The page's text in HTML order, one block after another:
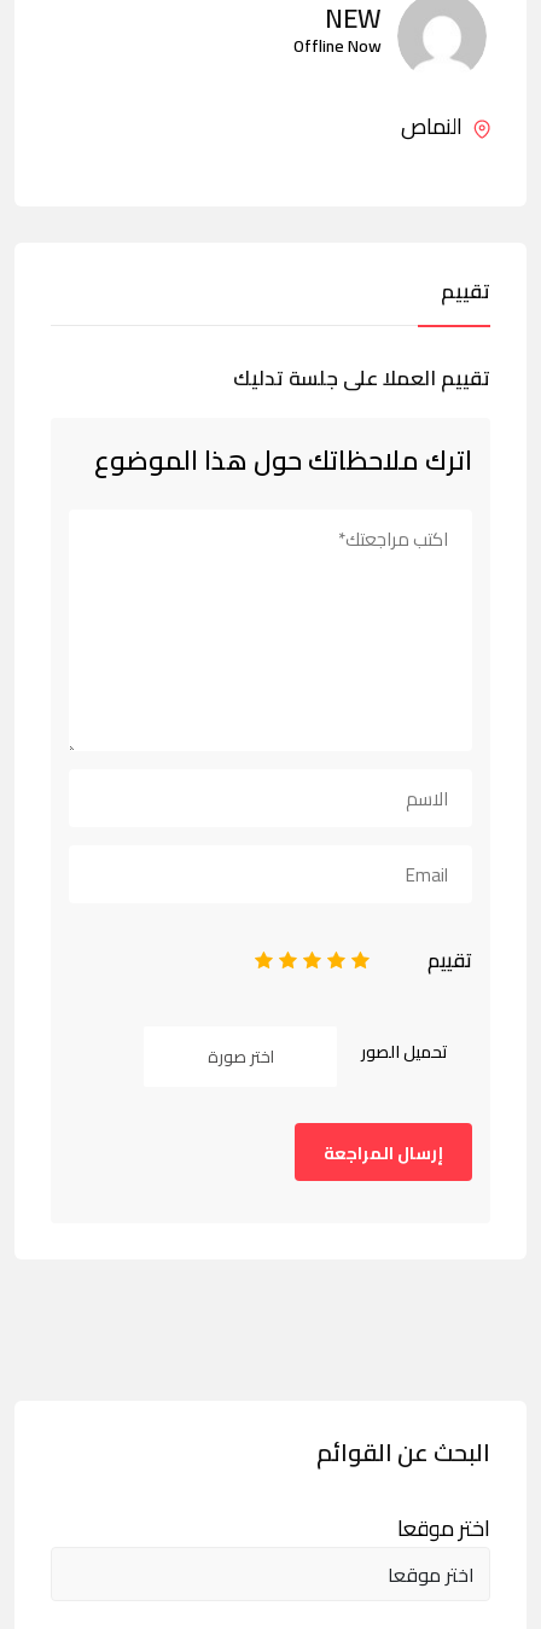
NEW
Offline Now
النماص
تقييم
تقييم العملا على جلسة تدليك
اترك ملاحظاتك حول هذا الموضوع
تقييم 5
4
3
2
تحميل الصور اختر صورة
البحث عن القوائم
اختر موقعا